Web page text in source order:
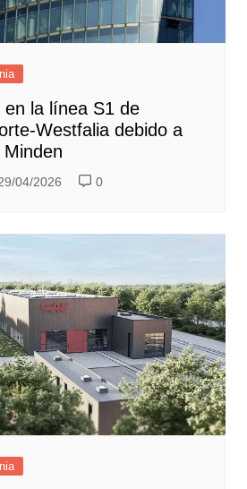
la línea S1 de
Westfalia debido a
04/2026 0